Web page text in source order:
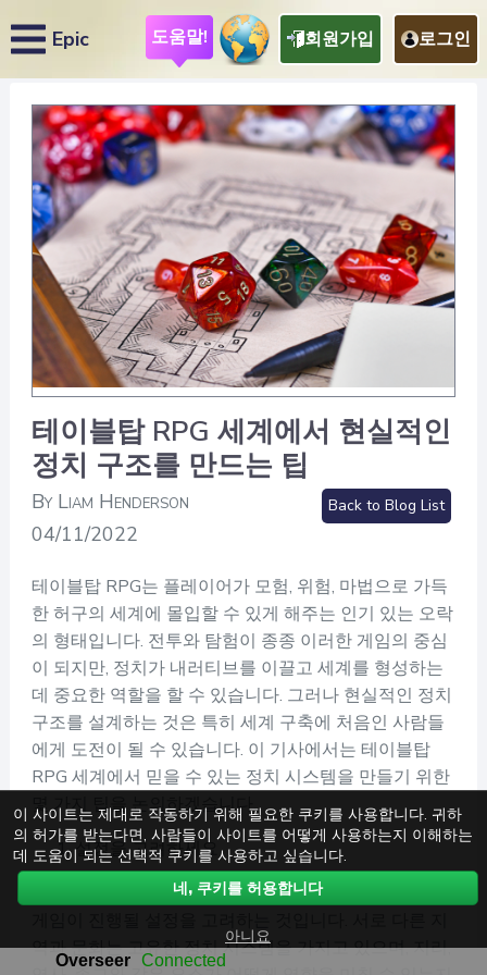
Epic 도움말! 회원가입 로그인
테이블탑 RPG 세계에서 현실적인
정치 구조를 만드는 팁
By Liam Henderson
04/11/2022
Back to Blog List
테이블탑 RPG는 플레이어가 모험, 위험, 마법으로 가득
한 허구의 세계에 몰입할 수 있게 해주는 인기 있는 오락
의 형태입니다. 전투와 탐험이 종종 이러한 게임의 중심
이 되지만, 정치가 내러티브를 이끌고 세계를 형성하는
데 중요한 역할을 할 수 있습니다. 그러나 현실적인 정치
구조를 설계하는 것은 특히 세계 구축에 처음인 사람들
에게 도전이 될 수 있습니다. 이 기사에서는 테이블탑
RPG 세계에서 믿을 수 있는 정치 시스템을 만들기 위한
몇 가지 팁을 논의하겠습니다.
설정을 고려하세요
현실적인 정치 구조를 설계하는 첫 번째 단계는 귀하의
역과 문화는 고유한 정치 시스템을 가지고 있으며, 지리,
이 사이트는 제대로 작동하기 위해 필요한 쿠키를 사용합니다. 귀하
의 허가를 받는다면, 사람들이 사이트를 어떻게 사용하는지 이해하는
데 도움이 되는 선택적 쿠키를 사용하고 싶습니다.
네, 쿠키를 허용합니다
아니요